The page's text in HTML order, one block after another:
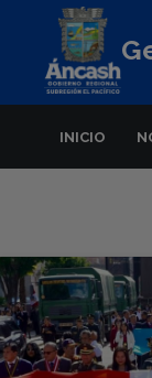
INICIO